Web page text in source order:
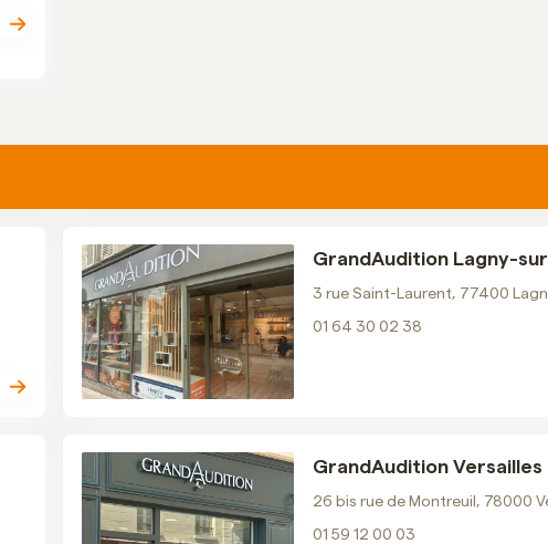
GrandAudition Lagny-
3 rue Saint-Laurent, 77400
01 64 30 02 38
GrandAudition
26 bis rue de Montreuil, 78000
01 59 12 00 03